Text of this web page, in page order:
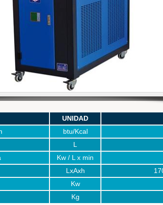
UNIDAD
btu/Kcal
L
Kw / L x min
LxAxh
Kw
Kg